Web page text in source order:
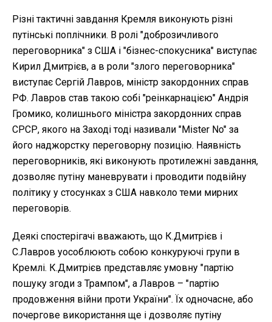
Різні тактичні завдання Кремля виконують різні
путінські поплічники. В ролі "доброзичливого
переговорника" з США і "бізнес-спокусника" виступає
Кирил Дмитрієв, а в роли "злого переговорника"
виступає Сергій Лавров, міністр закордонних справ
РФ. Лавров став такою собі "реінкарнацією" Андрія
Громико, колишнього міністра закордонних справ
СРСР, якого на Заході тоді називали "Mister No" за
його наджорстку переговорну позицію. Наявність
переговорників, які виконують протилежні завдання,
дозволяє путіну маневрувати і проводити подвійну
політику у стосунках з США навколо теми мирних
переговорів.
Деякі спостерігачі вважають, що К.Дмитрієв і
С.Лавров уособлюють собою конкуруючі групи в
Кремлі. К.Дмитрієв представляє умовну "партію
пошуку згоди з Трампом", а Лавров – "партію
продовження війни проти України". Їх одночасне, або
почергове використання ще і дозволяє путіну